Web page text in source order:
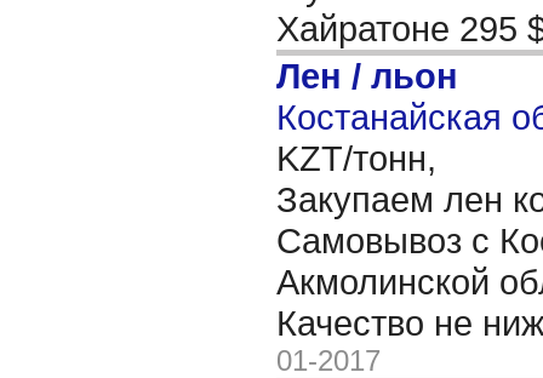
Хайратоне 295
Лен / льон
Костанайская
KZT/тонн,
Закупаем лен
Самовывоз с
Акмолинской
Качество не
01-2017